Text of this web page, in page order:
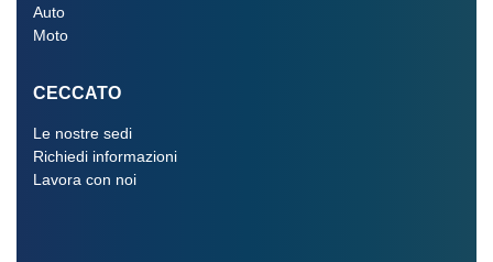
Auto
Moto
CECCATO
Le nostre sedi
Richiedi informazioni
Lavora con noi